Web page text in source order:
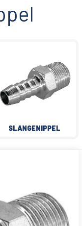
SLANGENIPPEL